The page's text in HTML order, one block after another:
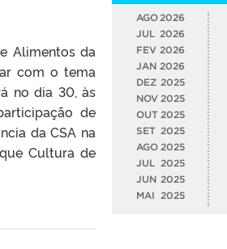
Alimentos da
com o tema
no dia 30, às
de
da CSA na
Cultura de
AGO 2026
JUL 2026
FEV 2026
JAN 2026
DEZ 2025
NOV 2025
OUT 2025
SET 2025
AGO 2025
JUL
2025
JUN 2025
MAI
2025